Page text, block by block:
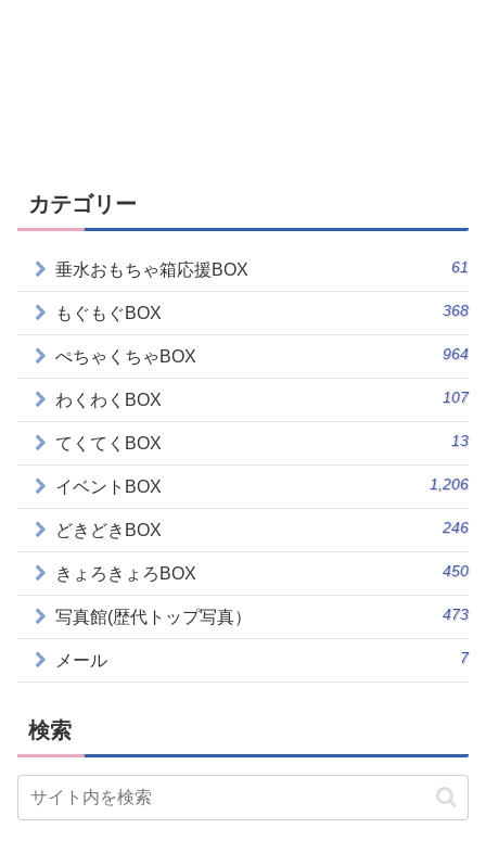
カテゴリー
垂水おもちゃ箱応援BOX 61
もぐもぐBOX 368
ぺちゃくちゃBOX 964
わくわくBOX 107
てくてくBOX 13
イベントBOX 1,206
どきどきBOX 246
きょろきょろBOX 450
写真館(歴代トップ写真） 473
メール 7
検索